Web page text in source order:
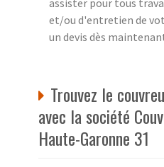
assister pour tous
et/ou d'entretien de
un devis dès
Trouvez le
avec la société
Haute-Garonne 31